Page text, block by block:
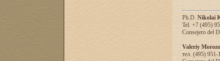
Ph.D. Nikolai
Tel. +7 (495)
Consejero del
Valeriy
тел. (495) 951-